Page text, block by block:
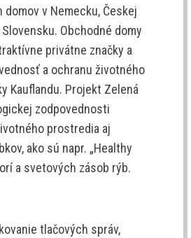
v Nemecku, Českej
Obchodné domy
privátne značky a
a ochranu životného
Kauflandu. Projekt Zelená
zodpovednosti
prostredia aj
ako sú napr. „Healthy
a svetových zásob rýb.
tlačových správ,